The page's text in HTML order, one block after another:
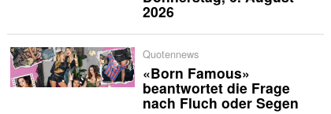
2026
Quotennews
«Born Famous»
beantwortet die Frage
nach Fluch oder Segen